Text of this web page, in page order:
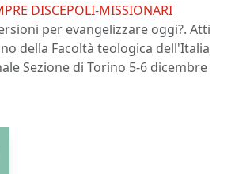
DISCEPOLI-MISSIONARI
per evangelizzare oggi?. Atti
della Facoltà teologica dell'Italia
Sezione di Torino 5-6 dicembre